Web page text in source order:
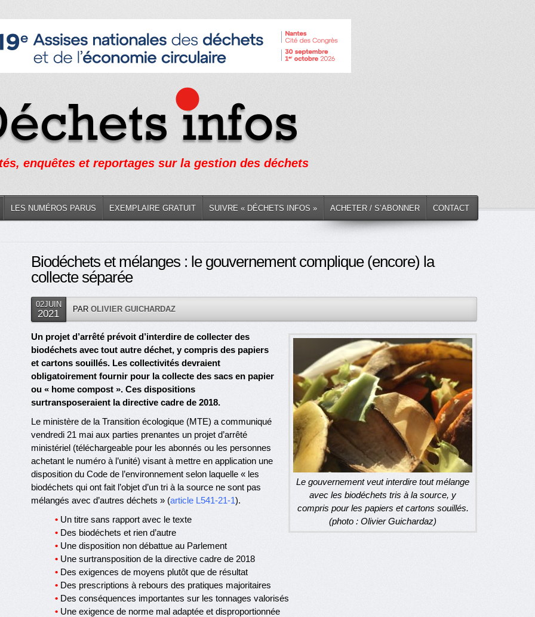
enquêtes et reportages sur la gestion des déchets
LES NUMÉROS PARUS EXEMPLAIRE GRATUIT SUIVRE « DÉCHETS INFOS » ACHETER / S’ABONNER CONTACT
Biodéchets et mélanges : le gouvernement complique (encore) la
collecte séparée
02JUIN
2021 PAR OLIVIER GUICHARDAZ
Le gouvernement veut interdire tout mélange
avec les biodéchets tris à la source, y
compris pour les papiers et cartons souillés.
(photo : Olivier Guichardaz)
Un projet d’arrêté prévoit d’interdire de collecter des
biodéchets avec tout autre déchet, y compris des papiers
et cartons souillés. Les collectivités devraient
obligatoirement fournir pour la collecte des sacs en papier
ou « home compost ». Ces dispositions
surtransposeraient la directive cadre de 2018.
Le ministère de la Transition écologique (MTE) a communiqué
vendredi 21 mai aux parties prenantes un projet d’arrêté
ministériel (téléchargeable pour les abonnés ou les personnes
achetant le numéro à l’unité) visant à mettre en application une
disposition du Code de l’environnement selon laquelle « les
biodéchets qui ont fait l’objet d’un tri à la source ne sont pas
mélangés avec d’autres déchets » (article L541-21-1).
•Un titre sans rapport avec le texte
•Des biodéchets et rien d’autre
•Une disposition non débattue au Parlement
•Une surtransposition de la directive cadre de 2018
•Des exigences de moyens plutôt que de résultat
•Des prescriptions à rebours des pratiques majoritaires
•Des conséquences importantes sur les tonnages valorisés
•Une exigence de norme mal adaptée et disproportionnée